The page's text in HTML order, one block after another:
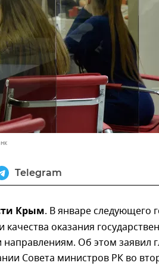
Telegram
Крым. В январе следующего
оказания
Об этом заявил
Совета министров РК во